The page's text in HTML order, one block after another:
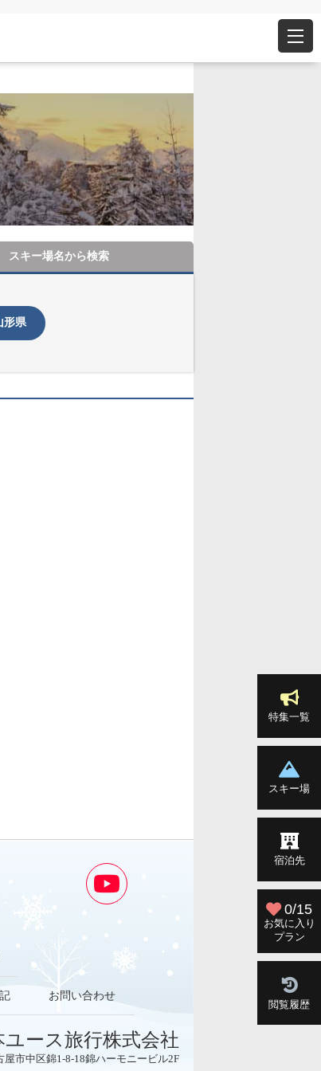
形県
スキー場名から検索
お問い合わせ
ユース旅行株式会社
屋市中区錦1-8-18錦ハーモニービル2F
特集一覧
スキー場
宿泊先
0/15
お気に入り
プラン
閲覧履歴